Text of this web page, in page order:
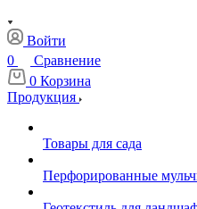
Войти
0
Сравнение
0 Корзина
Продукция
Товары для сада
Перфорированные